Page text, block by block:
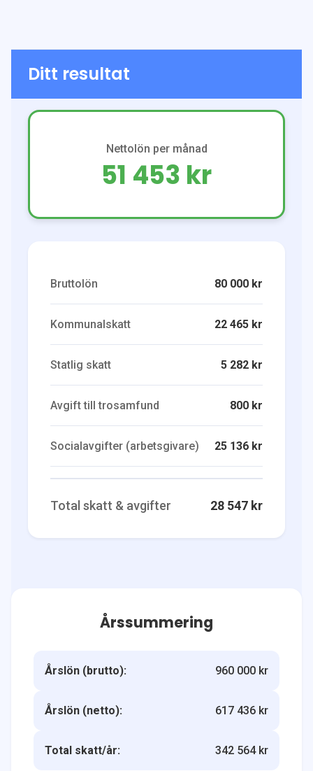
Ditt resultat
Nettolön per månad
51 453 kr
Bruttolön 80 000 kr
Kommunalskatt 22 465 kr
Statlig skatt 5 282 kr
Avgift till trosamfund 800 kr
Socialavgifter (arbetsgivare) 25 136 kr
Total skatt & avgifter 28 547 kr
Årssummering
Årslön (brutto): 960 000 kr
Årslön (netto): 617 436 kr
Total skatt/år: 342 564 kr